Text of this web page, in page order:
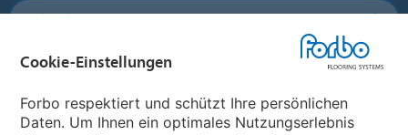
Forbo Flooring Systems
Forbo Movement Systems
Cookie-Einstellungen
Forbo respektiert und schützt Ihre persönlichen
Daten. Um Ihnen ein optimales Nutzungserlebnis